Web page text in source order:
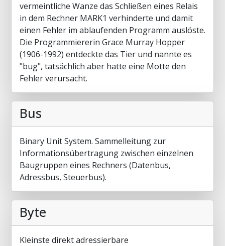
vermeintliche Wanze das Schließen eines Relais
in dem Rechner MARK1 verhinderte und damit
einen Fehler im ablaufenden Programm auslöste.
Die Programmiererin Grace Murray Hopper
(1906-1992) entdeckte das Tier und nannte es
"bug", tatsächlich aber hatte eine Motte den
Fehler verursacht.
Bus
Binary Unit System. Sammelleitung zur
Informationsübertragung zwischen einzelnen
Baugruppen eines Rechners (Datenbus,
Adressbus, Steuerbus).
Byte
Kleinste direkt adressierbare